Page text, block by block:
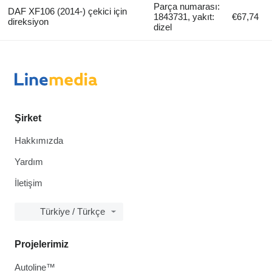
DAF XF106 (2014-) çekici için
direksiyon
Parça numarası:
1843731, yakıt:
dizel
€67,74
Şirket
Hakkımızda
Yardım
İletişim
Türkiye / Türkçe
Projelerimiz
Autoline™